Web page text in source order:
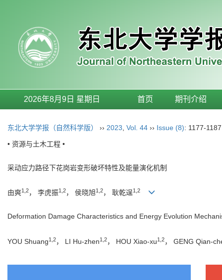
2026年8月9日 星期日 首页 期刊介绍
东北大学学报（自然科学版） ›› 2023 Vol. 44 ›› Issue (8): 1177-
• 资源与土木工程 •
采动应力路径下花岗岩变形破坏特性及能量演化机制
由爽1,2， 李虎振1,2， 侯晓旭1,2， 耿乾逞1,2
Deformation Damage Characteristics and Energy Evolution
YOU Shuang1,2， LI Hu-zhen1,2， HOU Xiao-xu1,2， GENG Qian-